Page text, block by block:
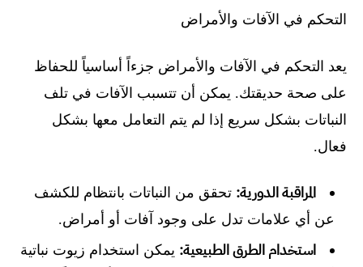
التحكم في الآفات والأمراض
يعد التحكم في الآفات والأمراض جزءاً أساسياً للحفاظ
على صحة حديقتك. يمكن أن تتسبب الآفات في تلف
النباتات بشكل سريع إذا لم يتم التعامل معها بشكل
فعال.
المراقبة الدورية: تحقق من النباتات بانتظام للكشف
عن أي علامات تدل على وجود آفات أو أمراض.
استخدام الطرق الطبيعية: يمكن استخدام زيوت نباتية